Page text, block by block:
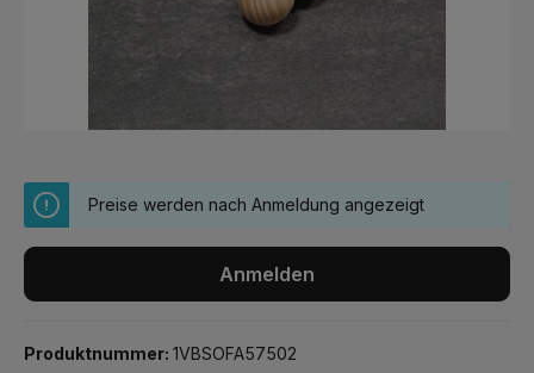
Preise werden nach Anmeldung angezeigt
Anmelden
Produktnummer: 1VBSOFA57502